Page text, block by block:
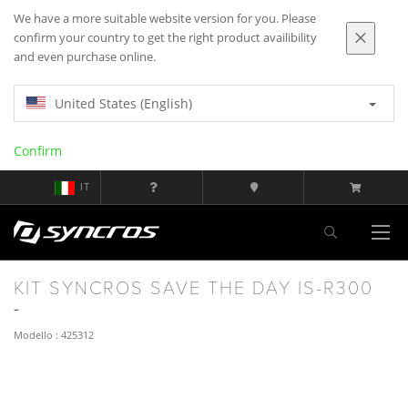
We have a more suitable website version for you. Please
confirm your country to get the right product availibility
and even purchase online.
United States (English)
Confirm
IT
KIT SYNCROS SAVE THE DAY IS-R300
Modello : 425312